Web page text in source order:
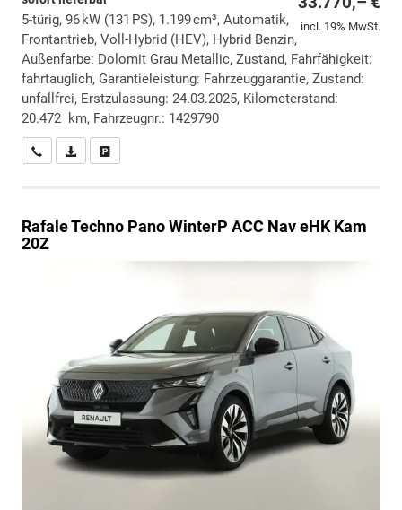
incl. 19% MwSt.
5-türig, 96 kW (131 PS), 1.199 cm³, Automatik,
Frontantrieb, Voll-Hybrid (HEV), Hybrid Benzin,
Außenfarbe: Dolomit Grau Metallic, Zustand, Fahrfähigkeit:
fahrtauglich, Garantieleistung: Fahrzeuggarantie, Zustand:
unfallfrei, Erstzulassung: 24.03.2025, Kilometerstand:
20.472 km, Fahrzeugnr.: 1429790
Wir rufen Sie anPDF-Datei, Fahrzeugexposé drucken
RafaleTechno Pano WinterP ACC Nav eHK Kam
20Z